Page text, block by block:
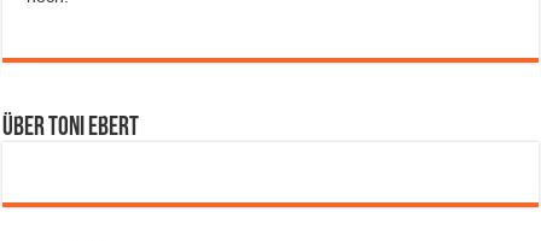
Über Toni Ebert